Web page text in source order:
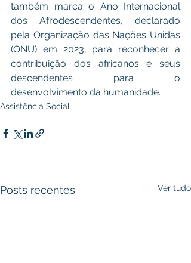
também marca o Ano Internacional
dos Afrodescendentes, declarado
pela Organização das Nações Unidas
(ONU) em 2023, para reconhecer a
contribuição dos africanos e seus
descendentes para o
desenvolvimento da humanidade.
Assistência Social
Posts recentes Ver tudo